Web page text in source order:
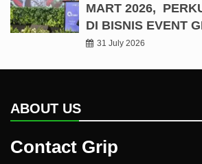
MART 2026,
DI BISNIS EVENT
31 July 2026
ABOUT US
Contact Grip